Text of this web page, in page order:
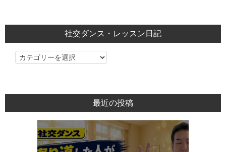
社交ダンス・レッスン日記
社
ン
最近の投稿